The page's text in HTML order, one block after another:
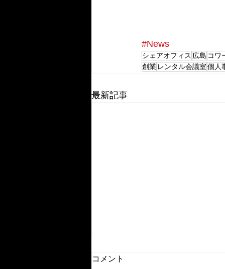
#News
シェアオフィス 広島 コワ
創業 レンタル会議室個人
最新記事
コメント